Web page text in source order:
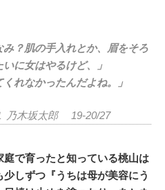
み？肌の手入れとか、眉をそろ
に女はやるけど、」
くれなかったんだよね。」
乃木坂太郎 19-20/27
で育ったと知っている桃山は
しずつ『うちは母が美容にう